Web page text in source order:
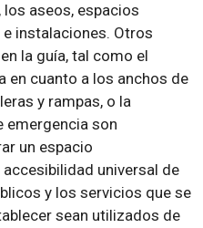
aseos, espacios
instalaciones. Otros
la guía, tal como el
en cuanto a los anchos de
y rampas, o la
emergencia son
un espacio
universal de
y los servicios que se
sean utilizados de